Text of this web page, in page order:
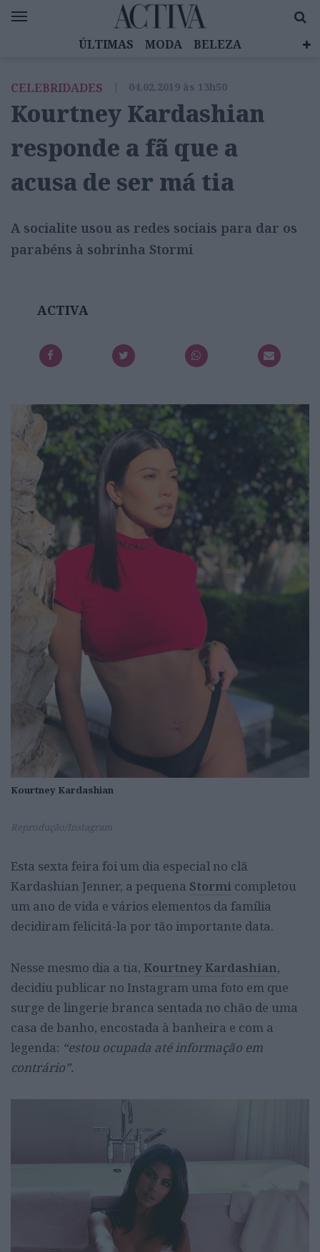
ÚLTIMAS MODA
BELEZA
EMOÇÕES
MULHERES INSPIRADORAS
DIZ QUEM SABE
ACTIVA BRAND STUDIO
CELEBRIDADES | 04.02.2019 às 13h50
Kourtney Kardashian
responde a fã que a
acusa de ser má tia
A socialite usou as redes sociais para dar os
parabéns à sobrinha Stormi
ACTIVA
Kourtney Kardashian
Reprodução/Instagram
Esta sexta feira foi um dia especial no clã
Kardashian Jenner, a pequena Stormi completou
um ano de vida e vários elementos da família
decidiram felicitá-la por tão importante data.
Nesse mesmo dia a tia, Kourtney Kardashian,
decidiu publicar no Instagram uma foto em que
surge de lingerie branca sentada no chão de uma
casa de banho, encostada à banheira e com a
legenda: “estou ocupada até informação em
contrário”.